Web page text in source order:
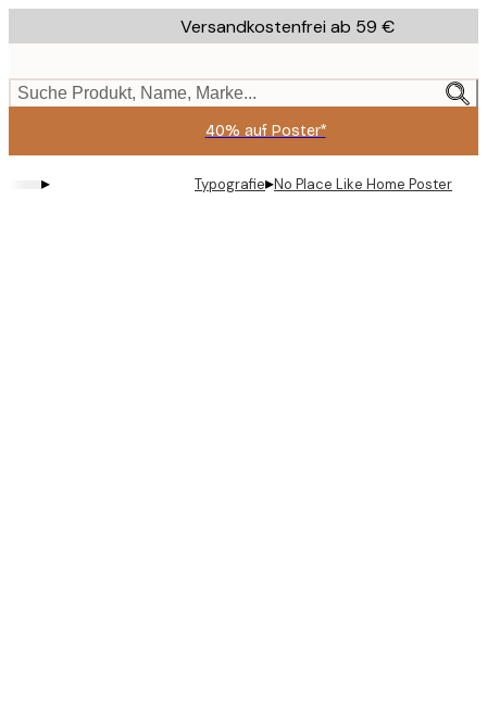
to
content.
Versandkostenfrei ab 59 €
Suche Produkt, Name, Marke...
40% auf Poster*
▸ Typografie▸No Place Like Home Poster